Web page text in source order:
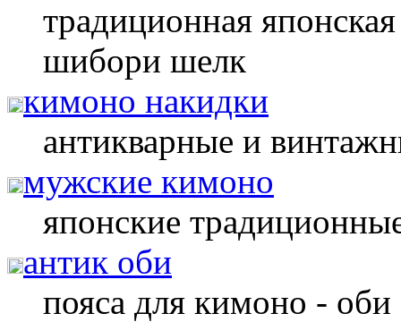
традиционная
шибори шелк
кимоно накидки
антикварные и
мужские кимоно
японские
антик оби
пояса для кимоно - оби